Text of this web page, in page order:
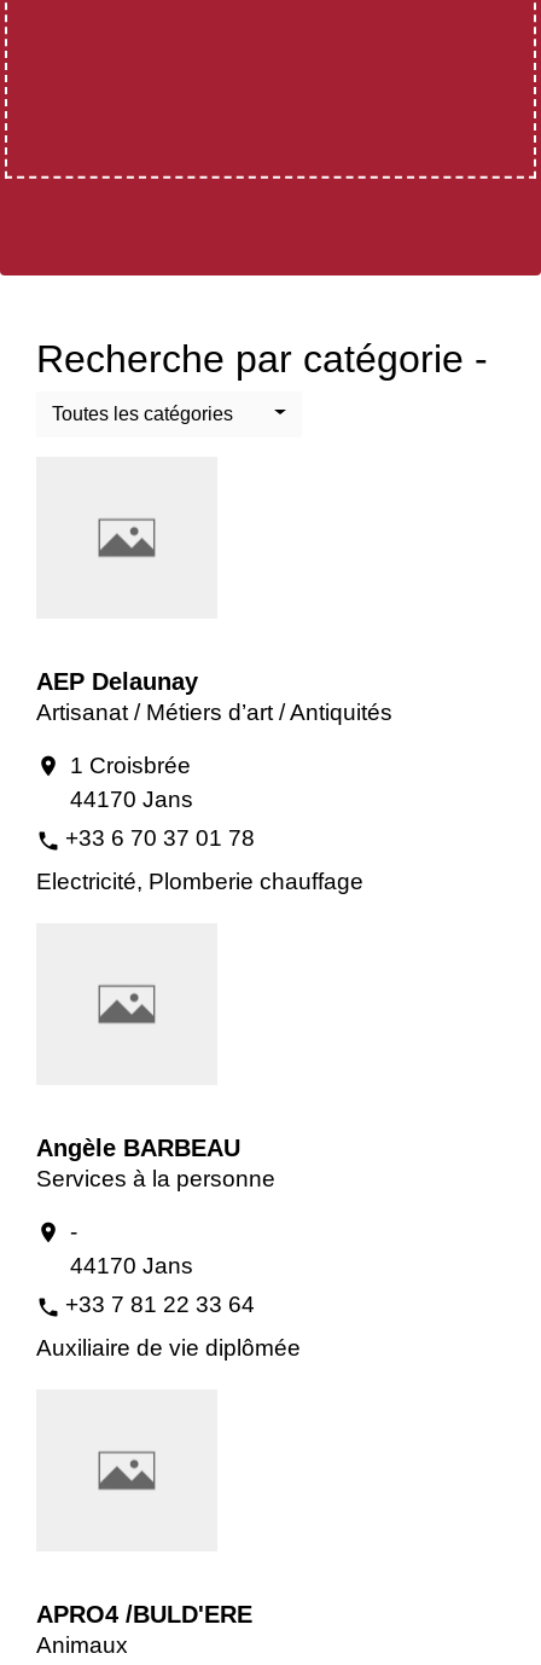
Recherche par catégorie -
Toutes les catégories
AEP Delaunay
Artisanat / Métiers d’art / Antiquités
location_on
1 Croisbrée
44170 Jans
phone +33 6 70 37 01 78
Electricité, Plomberie chauffage
Angèle BARBEAU
Services à la personne
location_on -
44170 Jans
phone +33 7 81 22 33 64
Auxiliaire de vie diplômée
APRO4 /BULD'ERE
Animaux